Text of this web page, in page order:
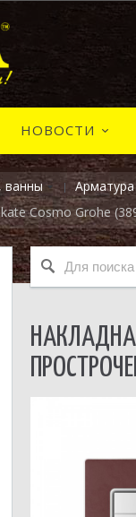
НОВОСТИ
ванны
Cosmo Grohe